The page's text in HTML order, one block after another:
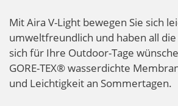
Mit Aira V-Light bewegen Sie sich
umweltfreundlich und haben all die
sich für Ihre Outdoor-Tage
GORE-TEX® wasserdichte
und Leichtigkeit an Sommertagen.